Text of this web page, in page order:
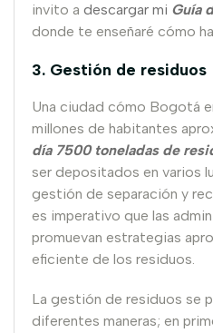
invito a descargar mi Guía
donde te enseñaré cómo
3. Gestión de residuos
Una ciudad cómo Bogotá
millones de habitantes
día 7500 toneladas de
ser depositados en varios
gestión de separación y
es imperativo que las
promuevan estrategias
eficiente de los residuos.
La gestión de residuos se
diferentes maneras; en